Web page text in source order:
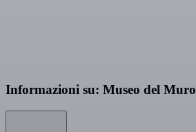
Informazioni su: Museo del Muro